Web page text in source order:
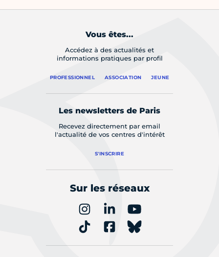
Vous êtes...
Accédez à des actualités et
informations pratiques par profil
PROFESSIONNEL ASSOCIATION JEUNE
Les newsletters de Paris
Recevez directement par email
l'actualité de vos centres d'intérêt
S'INSCRIRE
Sur les réseaux